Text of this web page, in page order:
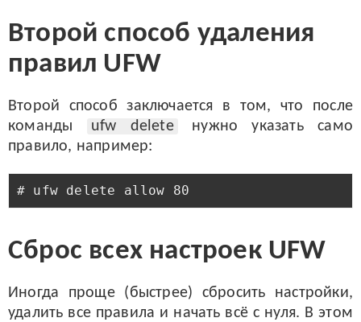
Второй способ удаления
правил UFW
Второй способ заключается в том, что после
команды
ufw delete
нужно указать само
правило, например:
Сброс всех настроек UFW
Иногда проще (быстрее) сбросить настройки,
удалить все правила и начать всё с нуля. В этом